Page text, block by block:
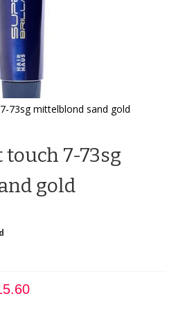
73sg mittelblond sand gold
7-73sg
gold